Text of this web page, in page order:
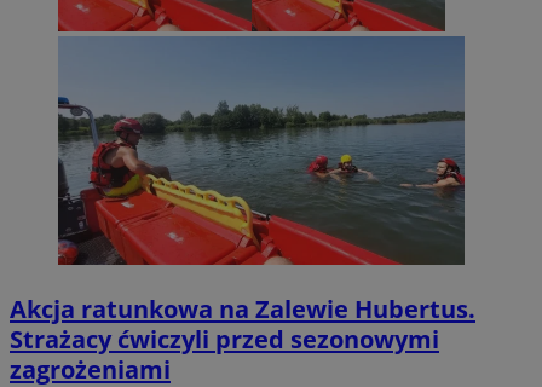
Akcja ratunkowa na Zalewie Hubertus.
Strażacy ćwiczyli przed sezonowymi
zagrożeniami